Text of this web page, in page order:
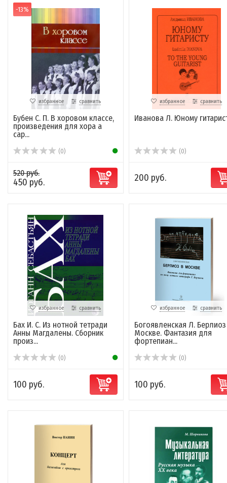
-13%
избранное сравнить
Бубен С. П. В хоровом классе,
произведения для хора a
cap...
(0)
520 руб.
450 руб.
избранное сравнить
Иванова Л. Юному
(0)
200 руб.
избранное сравнить
Бах И. С. Из нотной тетради
Анны Магдалены. Сборник
произ...
(0)
100 руб.
избранное сравнить
Богоявленская Л.
Москве. Фантазия для
фортепиан...
(0)
100 руб.